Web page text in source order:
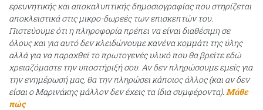
ερευνητικής και αποκαλυπτικής δημοσιογραφίας που στηρίζεται
αποκλειστικά στις μικρο-δωρεές των επισκεπτών του.
Πιστεύουμε ότι η πληροφορία πρέπει να είναι διαθέσιμη σε
όλους και για αυτό δεν κλειδώνουμε κανένα κομμάτι της ύλης
αλλά για να παραχθεί το πρωτογενές υλικό που θα βρείτε εδώ
χρειαζόμαστε την υποστήριξή σου. Αν δεν πληρώσουμε εμείς για
την ενημέρωσή μας, θα την πληρώσει κάποιος άλλος (και αν δεν
είσαι ο Μαρινάκης μάλλον δεν έχεις τα ίδια συμφέροντα). Μάθε
πώς